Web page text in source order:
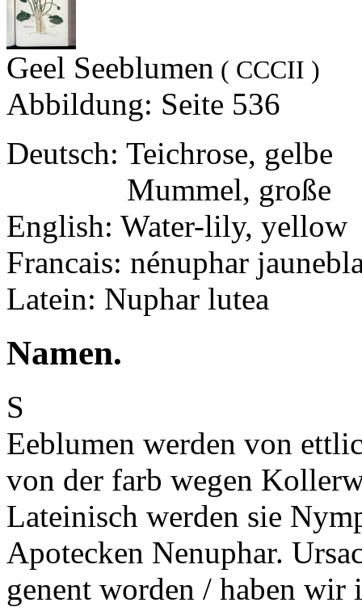
Geel Seeblumen ( CCCII )
Abbildung: Seite 536
Deutsch: Teichrose, gelbe
Mummel, große
English: Water-lily, yellow
Francais: nénuphar
Latein: Nuphar lutea
Namen.
S
Eeblumen werden von
von der farb wegen
Lateinisch werden sie
Apotecken Nenuphar.
genent worden / haben wir